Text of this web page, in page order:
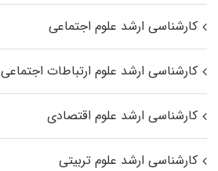
کارشناسی ارشد علوم اجتماعی
کارشناسی ارشد علوم ارتباطات اجتماعی
کارشناسی ارشد علوم اقتصادی
کارشناسی ارشد علوم تربیتی